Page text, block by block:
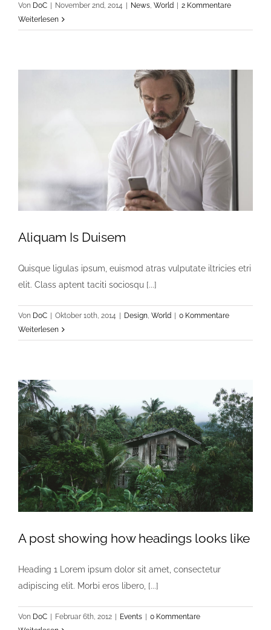
Von DoC | November 2nd, 2014 | News World | 2 Kommentare
Weiterlesen
Aliquam Is Duisem
Quisque ligulas ipsum, euismod atras vulputate iltricies etri
elit. Class aptent taciti sociosqu [...]
Von DoC Oktober 10th, 2014 Design, World
0 Kommentare
Weiterlesen
A post showing how headings looks like
Heading 1 Lorem ipsum dolor sit amet, consectetur
adipiscing elit. Morbi eros libero, [...]
Von DoC Februar 6th, 2012 Events
0 Kommentare